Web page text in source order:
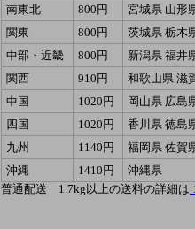
南東北
800円
宮城県 山形
関東
800円
茨城県 栃木
中部・近畿
800円
新潟県 福井
関西
910円
和歌山県 滋
中国
1020円
岡山県 広
四国
1020円
香川県 徳島
九州
1140円
福岡県 佐賀
沖縄
1410円
沖縄県
普通配送 1.7kg以上の送料の詳細は